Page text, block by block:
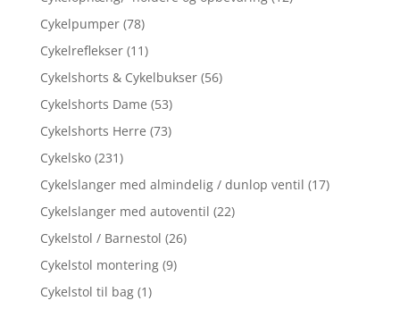
Cykelpumper (78)
Cykelreflekser (11)
Cykelshorts & Cykelbukser (56)
Cykelshorts Dame (53)
Cykelshorts Herre (73)
Cykelsko (231)
Cykelslanger med almindelig / dunlop ventil (17)
Cykelslanger med autoventil (22)
Cykelstol / Barnestol (26)
Cykelstol montering (9)
Cykelstol til bag (1)